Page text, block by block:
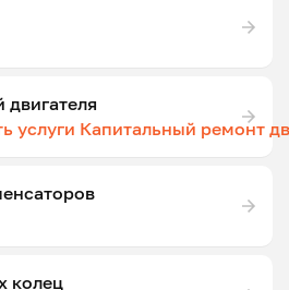
услуги Капитальный ремонт
колец